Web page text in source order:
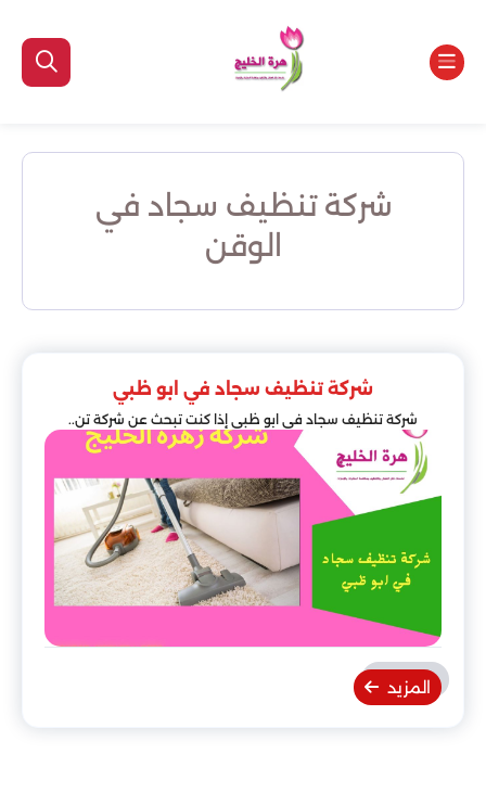
شركة تنظيف سجاد في
الوقن
شركة تنظيف سجاد في ابو ظبي
شركة تنظيف سجاد في ابو ظبي إذا كنت تبحث عن شركة تن..
المزيد